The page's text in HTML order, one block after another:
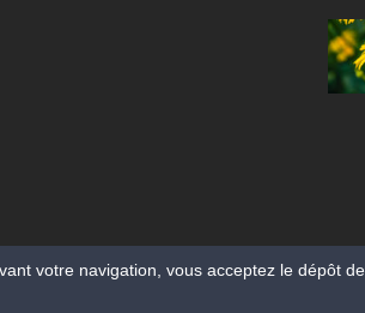
votre navigation, vous acceptez le dépôt de